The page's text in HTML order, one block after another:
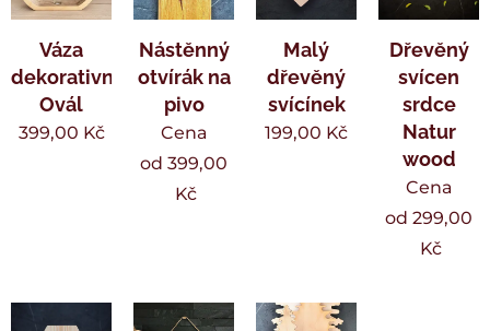
Váza
dekorativní
Ovál
399,00 Kč
Nástěnný
otvírák na
pivo
Cena
od 399,00
Kč
Malý
dřevěný
svícínek
199,00 Kč
Dřevěný
svícen
srdce
Natur
wood
Cena
od 299,00
Kč